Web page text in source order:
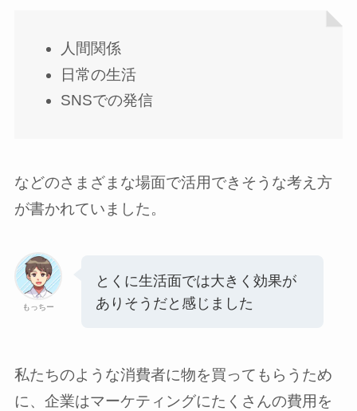
人間関係
日常の生活
SNSでの発信
などのさまざまな場面で活用できそうな考え方
が書かれていました。
もっちー
とくに生活面では大きく効果が
ありそうだと感じました
私たちのような消費者に物を買ってもらうため
に、企業はマーケティングにたくさんの費用を